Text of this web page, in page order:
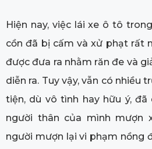
Hiện nay, việc lái xe ô tô
cồn đã bị cấm và xử phạt rất
được đưa ra nhằm răn đe và
diễn ra. Tuy vậy, vẫn có nhiều
tiện, dù vô tình hay hữu ý,
người thân của mình mượn
người mượn lại vi phạm nồng